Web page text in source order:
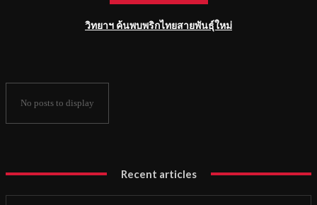
วิทยาฯ ค้นพบพริกไทยสายพันธุ์ใหม่
No posts to display
Recent articles